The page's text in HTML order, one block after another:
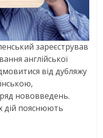
зареєстрував
англійської
від дубляжу
нововведень.
дій пояснюють